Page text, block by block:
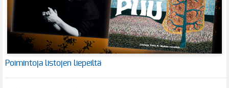
Poimintoja listojen liepeiltä